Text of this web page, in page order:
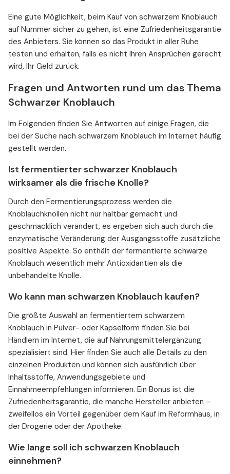
Eine gute Möglichkeit, beim Kauf von schwarzem Knoblauch
auf Nummer sicher zu gehen, ist eine Zufriedenheitsgarantie
des Anbieters. Sie können so das Produkt in aller Ruhe
testen und erhalten, falls es nicht Ihren Ansprüchen gerecht
wird, Ihr Geld zurück.
Fragen und Antworten rund um das Thema
Schwarzer Knoblauch
Im Folgenden finden Sie Antworten auf einige Fragen, die
bei der Suche nach schwarzem Knoblauch im Internet häufig
gestellt werden.
Ist fermentierter schwarzer Knoblauch
wirksamer als die frische Knolle?
Durch den Fermentierungsprozess werden die
Knoblauchknollen nicht nur haltbar gemacht und
geschmacklich verändert, es ergeben sich auch durch die
enzymatische Veränderung der Ausgangsstoffe zusätzliche
positive Aspekte. So enthält der fermentierte schwarze
Knoblauch wesentlich mehr Antioxidantien als die
unbehandelte Knolle.
Wo kann man schwarzen Knoblauch kaufen?
Die größte Auswahl an fermentiertem schwarzem
Knoblauch in Pulver- oder Kapselform finden Sie bei
Händlern im Internet, die auf Nahrungsmittelergänzung
spezialisiert sind. Hier finden Sie auch alle Details zu den
einzelnen Produkten und können sich ausführlich über
Inhaltsstoffe, Anwendungsgebiete und
Einnahmeempfehlungen informieren. Ein Bonus ist die
Zufriedenheitsgarantie, die manche Hersteller anbieten –
zweifellos ein Vorteil gegenüber dem Kauf im Reformhaus, in
der Drogerie oder der Apotheke.
Wie lange soll ich schwarzen Knoblauch
einnehmen?